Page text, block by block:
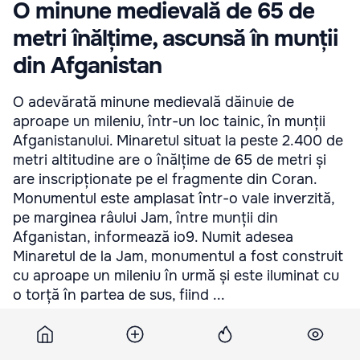
O minune medievală de 65 de
metri înălțime, ascunsă în munții
din Afganistan
O adevărată minune medievală dăinuie de
aproape un mileniu, într-un loc tainic, în munții
Afganistanului. Minaretul situat la peste 2.400 de
metri altitudine are o înălțime de 65 de metri și
are inscripționate pe el fragmente din Coran.
Monumentul este amplasat într-o vale inverzită,
pe marginea râului Jam, între munții din
Afganistan, informează io9. Numit adesea
Minaretul de la Jam, monumentul a fost construit
cu aproape un mileniu în urmă și este iluminat cu
o torță în partea de sus, fiind ...